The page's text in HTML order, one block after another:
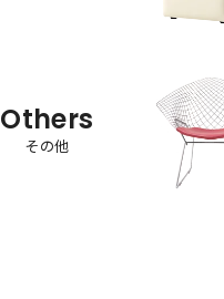
Others
その他